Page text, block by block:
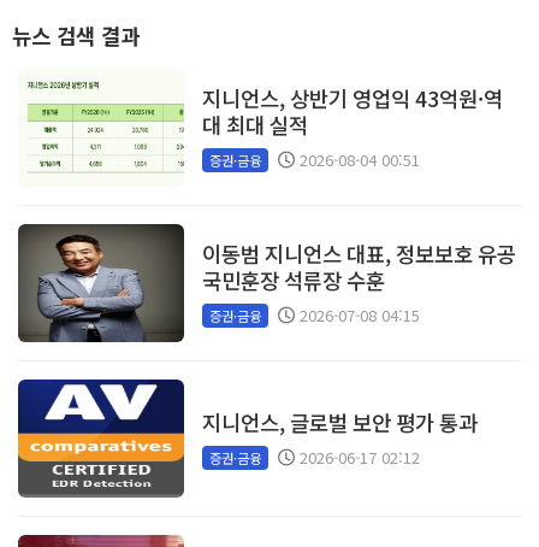
뉴스 검색 결과
지니언스, 상반기 영업익 43억원·역
대 최대 실적
증권·금융 2026-08-04 00:51
이동범 지니언스 대표, 정보보호 유공
국민훈장 석류장 수훈
증권·금융 2026-07-08 04:15
지니언스, 글로벌 보안 평가 통과
증권·금융 2026-06-17 02:12